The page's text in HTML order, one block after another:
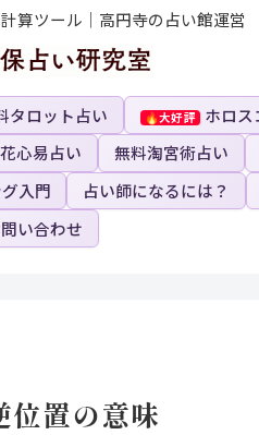
算ツール｜高円寺の占い館運営
タロット占い ホロス
心易占い 無料淘宮術占い
入門 占い師になるには？
い合わせ
置の意味